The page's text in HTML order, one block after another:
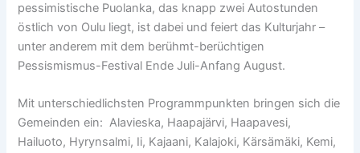
pessimistische Puolanka, das knapp zwei Autostunden
östlich von Oulu liegt, ist dabei und feiert das Kulturjahr –
unter anderem mit dem berühmt-berüchtigen
Pessismismus-Festival Ende Juli-Anfang August.
Mit unterschiedlichsten Programmpunkten bringen sich die
Gemeinden ein: Alavieska, Haapajärvi, Haapavesi,
Hailuoto, Hyrynsalmi, Ii, Kajaani, Kalajoki, Kärsämäki, Kemi,